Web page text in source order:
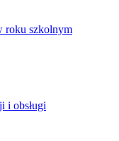
roku szkolnym
i obsługi